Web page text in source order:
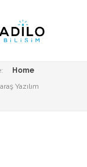
Home
Yazılım